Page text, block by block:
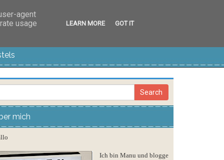
mich
Ich bin Manu und blogge
agent
usage
LEARN MORE GOT IT